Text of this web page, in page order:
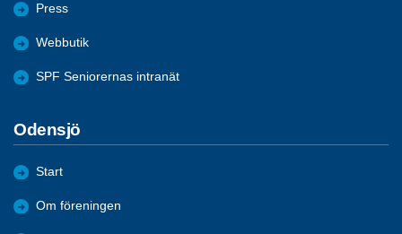
Press
Webbutik
SPF Seniorernas intranät
Odensjö
Start
Om föreningen